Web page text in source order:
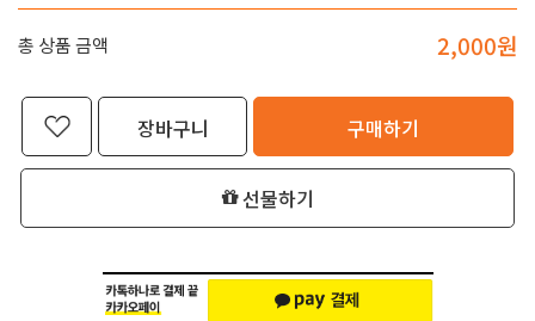
총 상품 금액 2,000원
장바구니 구매하기
선물하기